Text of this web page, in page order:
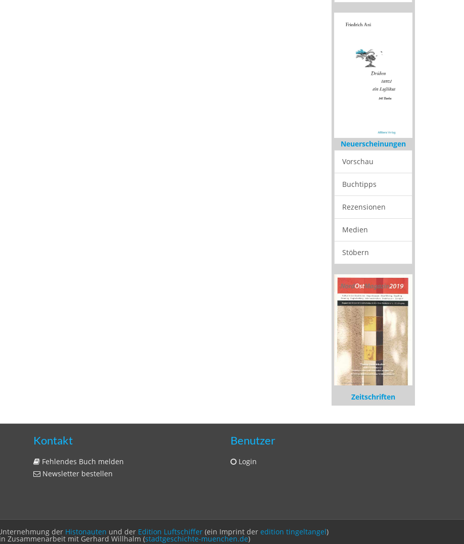
Neuerscheinungen
Vorschau
Buchtipps
Rezensionen
Medien
Stöbern
Zeitschriften
Kontakt
Fehlendes Buch melden
Newsletter bestellen
Benutzer
Login
der Histonauten und der Edition Luftschiffer (ein Imprint der edition tingeltangel)
in Zusammenarbeit mit Gerhard Willhalm (stadtgeschichte-muenchen.de)